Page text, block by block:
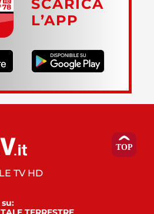
SCARICA
L’APP
TV HD
su: